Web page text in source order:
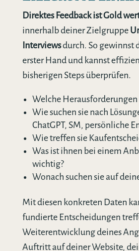
Direktes Feedback ist Gold
innerhalb deiner Zielgruppe
Interviewsdurch. So gewinnst
erster Hand und kannst
bisherigen Steps überprüfen.
Welche Herausforderungen
Wie suchen sie nach
ChatGPT, SM, persönliche
Wie treffen sie
Was ist ihnen bei einem
wichtig?
Wonach suchen sie auf
Mit diesen konkreten Daten
fundierte Entscheidungen
Weiterentwicklung deines
Auftritt auf deiner Website,